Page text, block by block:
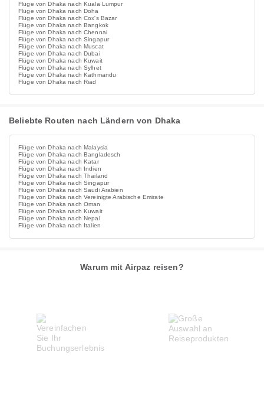
Flüge von Dhaka nach Kuala Lumpur
Flüge von Dhaka nach Doha
Flüge von Dhaka nach Cox's Bazar
Flüge von Dhaka nach Bangkok
Flüge von Dhaka nach Chennai
Flüge von Dhaka nach Singapur
Flüge von Dhaka nach Muscat
Flüge von Dhaka nach Dubai
Flüge von Dhaka nach Kuwait
Flüge von Dhaka nach Sylhet
Flüge von Dhaka nach Kathmandu
Flüge von Dhaka nach Riad
Beliebte Routen nach Ländern von Dhaka
Flüge von Dhaka nach Malaysia
Flüge von Dhaka nach Bangladesch
Flüge von Dhaka nach Katar
Flüge von Dhaka nach Indien
Flüge von Dhaka nach Thailand
Flüge von Dhaka nach Singapur
Flüge von Dhaka nach Saudi Arabien
Flüge von Dhaka nach Vereinigte Arabische Emirate
Flüge von Dhaka nach Oman
Flüge von Dhaka nach Kuwait
Flüge von Dhaka nach Nepal
Flüge von Dhaka nach Italien
Warum mit Airpaz reisen?